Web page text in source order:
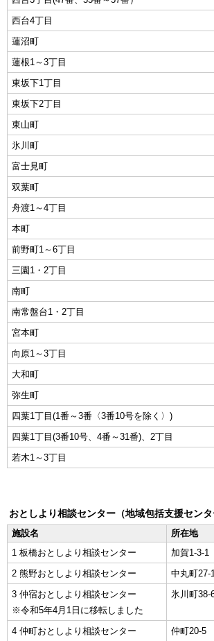
西台4丁目
蓮沼町
蓮根1～3丁目
東坂下1丁目
東坂下2丁目
東山町
氷川町
富士見町
双葉町
舟渡1～4丁目
本町
前野町1～6丁目
三園1・2丁目
南町
南常盤台1・2丁目
宮本町
向原1～3丁目
大和町
弥生町
四葉1丁目(1番～3番〈3番10号を除く〉)
四葉1丁目(3番10号、4番～31番)、2丁目
若木1～3丁目
おとしより相談センター（地域包括支援センタ
施設名
所在地
1 板橋おとしより相談センター
加賀1-3-1
2 熊野おとしより相談センター
中丸町27-
3 仲宿おとしより相談センター
※令和5年4月1日に移転しました
氷川町38-
4 仲町おとしより相談センター 仲町20-5